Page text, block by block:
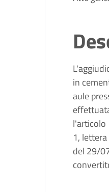
in
aule
l'articolo
1,
del 29/